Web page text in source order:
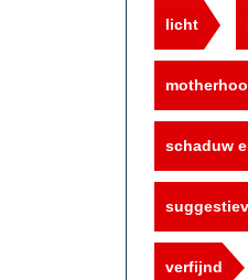
licht
schaduw
verfijnd